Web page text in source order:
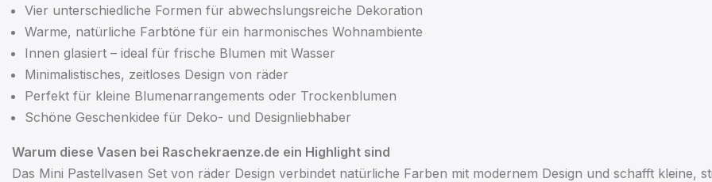
Vier unterschiedliche Formen für abwechslungsreiche Dekoration
Warme, natürliche Farbtöne für ein harmonisches Wohnambiente
Innen glasiert – ideal für frische Blumen mit Wasser
Minimalistisches, zeitloses Design von räder
Perfekt für kleine Blumenarrangements oder Trockenblumen
Schöne Geschenkidee für Deko- und Designliebhaber
Warum diese Vasen bei Raschekraenze.de ein Highlight sind
Das Mini Pastellvasen Set von räder Design verbindet natürliche Farben mit modernem Design und schafft kleine,